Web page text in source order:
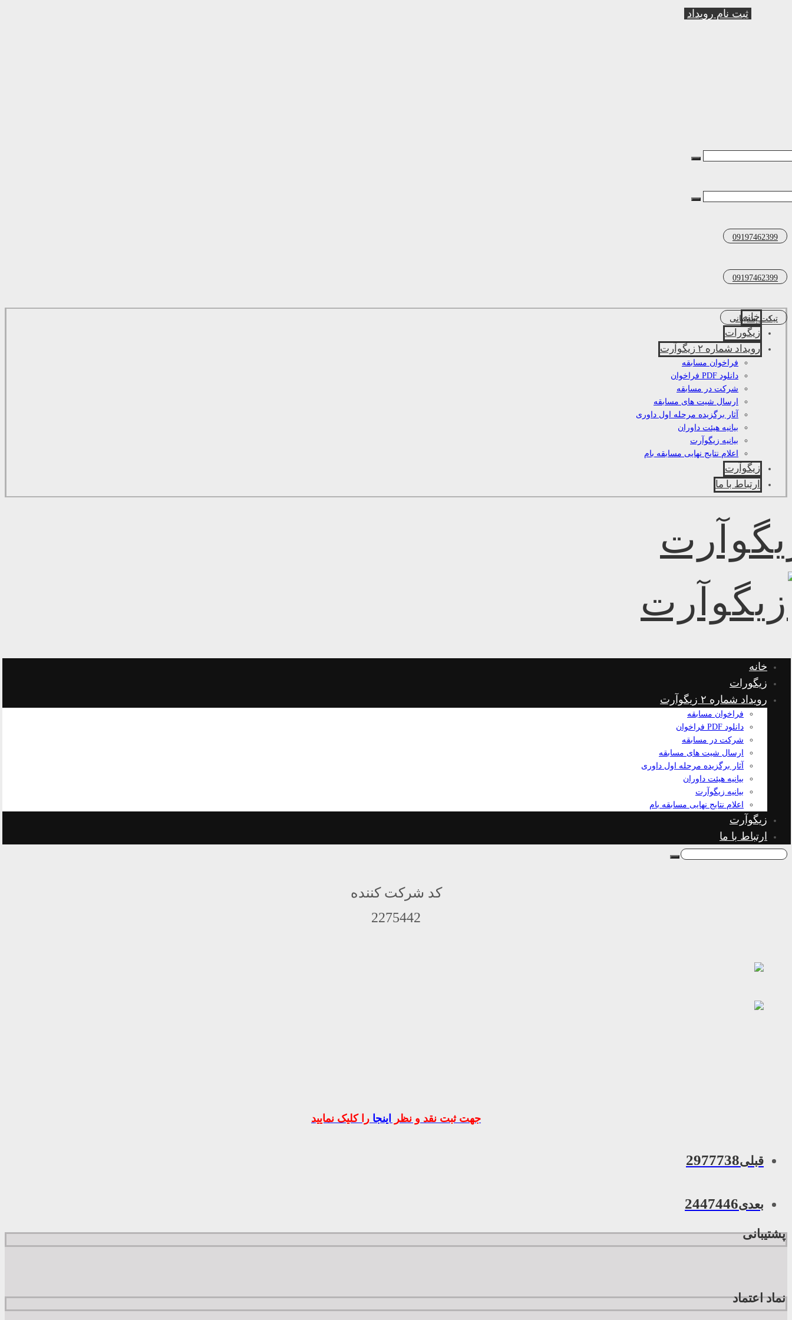
ثبت نام رویداد
09197462399
09197462399
تیکت پشتیبانی
خانه
زیگورات
رویداد شماره ۲ زیگوآرت
فراخوان مسابقه
دانلود PDF فراخوان
شرکت در مسابقه
ارسال شیت های مسابقه
آثار برگزیده مرحله اول داوری
بیانیه هیئت داوران
بیانیه زیگوآرت
اعلام نتایج نهایی مسابقه بام
زیگوآرت
ارتباط با ما
خانه
زیگورات
رویداد شماره ۲ زیگوآرت
فراخوان مسابقه
دانلود PDF فراخوان
شرکت در مسابقه
ارسال شیت های مسابقه
آثار برگزیده مرحله اول داوری
بیانیه هیئت داوران
بیانیه زیگوآرت
اعلام نتایج نهایی مسابقه بام
زیگوآرت
ارتباط با ما
کد شرکت کننده
2275442
جهت ثبت نقد و نظر اینجا را کلیک نمایید
قبلی2977738
بعدی2447446
پشتیبانی
نماد اعتماد